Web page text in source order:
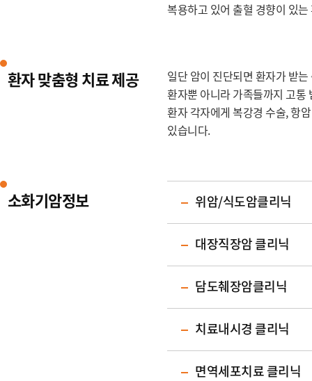
복용하고 있어 출혈 경향이 있
환자 맞춤형 치료 제공
일단 암이 진단되면 환자가 받
환자뿐 아니라 가족들까지 고통
환자 각자에게 복강경 수술, 항
있습니다.
소화기암정보 위암/식도암클리닉
대장직장암 클리닉
담도췌장암클리닉
치료내시경 클리닉
면역세포치료 클리닉